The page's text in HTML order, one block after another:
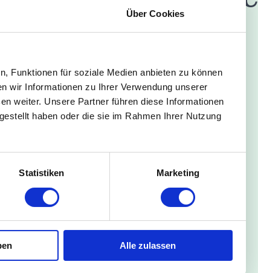
Über Cookies
Funktionen für soziale Medien anbieten zu können
wir Informationen zu Ihrer Verwendung unserer
weiter. Unsere Partner führen diese Informationen
haben oder die sie im Rahmen Ihrer Nutzung
Statistiken Marketing
Alle zulassen
einem Klinikaufenthalt mit